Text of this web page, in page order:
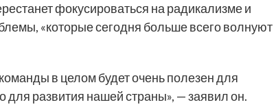
фокусироваться на радикализме и
«которые сегодня больше всего волнуют
в целом будет очень полезен для
для развития нашей страны», — заявил он.